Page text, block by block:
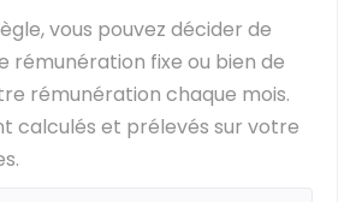
vous pouvez décider de
rémunération fixe ou bien de
rémunération chaque mois.
calculés et prélevés sur votre